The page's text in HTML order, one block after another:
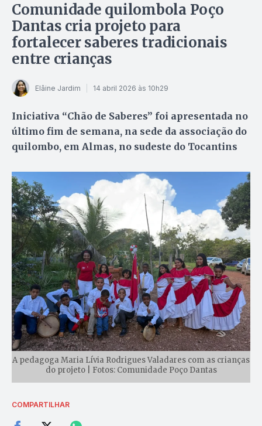
Comunidade quilombola Poço
Dantas cria projeto para
fortalecer saberes tradicionais
entre crianças
Elâine Jardim 14 abril 2026 às 10h29
Iniciativa “Chão de Saberes” foi apresentada no
último fim de semana, na sede da associação do
quilombo, em Almas, no sudeste do Tocantins
A pedagoga Maria Lívia Rodrigues Valadares com as crianças
do projeto | Fotos: Comunidade Poço Dantas
COMPARTILHAR